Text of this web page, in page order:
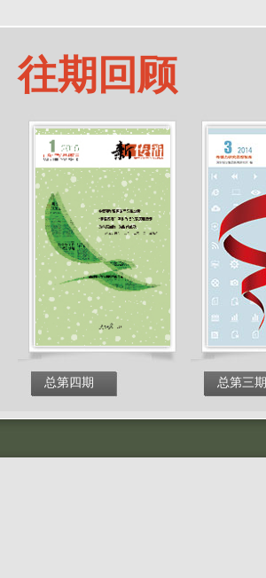
往期回顾
总第四期 总第三期